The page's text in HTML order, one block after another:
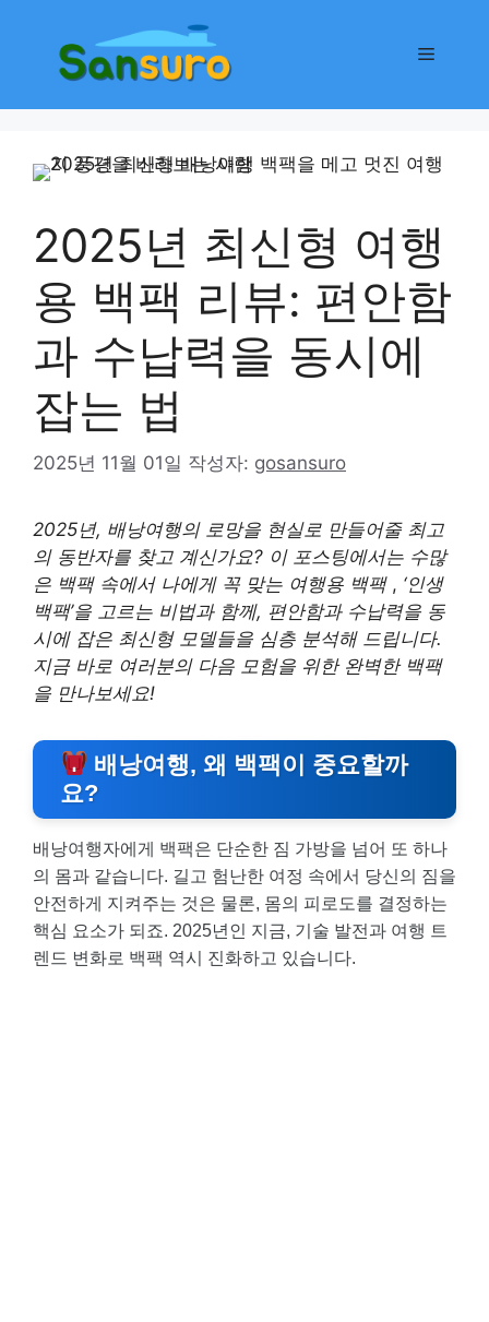
메
2025년 최신형 여행
용 백팩 리뷰: 편안함
과 수납력을 동시에
잡는 법
2025년 11월 01일 작성자: gosansuro
2025년, 배낭여행의 로망을 현실로 만들어줄 최고
의 동반자를 찾고 계신가요? 이 포스팅에서는 수많
은 백팩 속에서 나에게 꼭 맞는 여행용 백팩, ‘인생
백팩’을 고르는 비법과 함께, 편안함과 수납력을 동
시에 잡은 최신형 모델들을 심층 분석해 드립니다.
지금 바로 여러분의 다음 모험을 위한 완벽한 백팩
을 만나보세요!
배낭여행, 왜 백팩이 중요할까
요?
배낭여행자에게 백팩은 단순한 짐 가방을 넘어 또 하나
의 몸과 같습니다. 길고 험난한 여정 속에서 당신의 짐을
안전하게 지켜주는 것은 물론, 몸의 피로도를 결정하는
핵심 요소가 되죠. 2025년인 지금, 기술 발전과 여행 트
렌드 변화로 백팩 역시 진화하고 있습니다.